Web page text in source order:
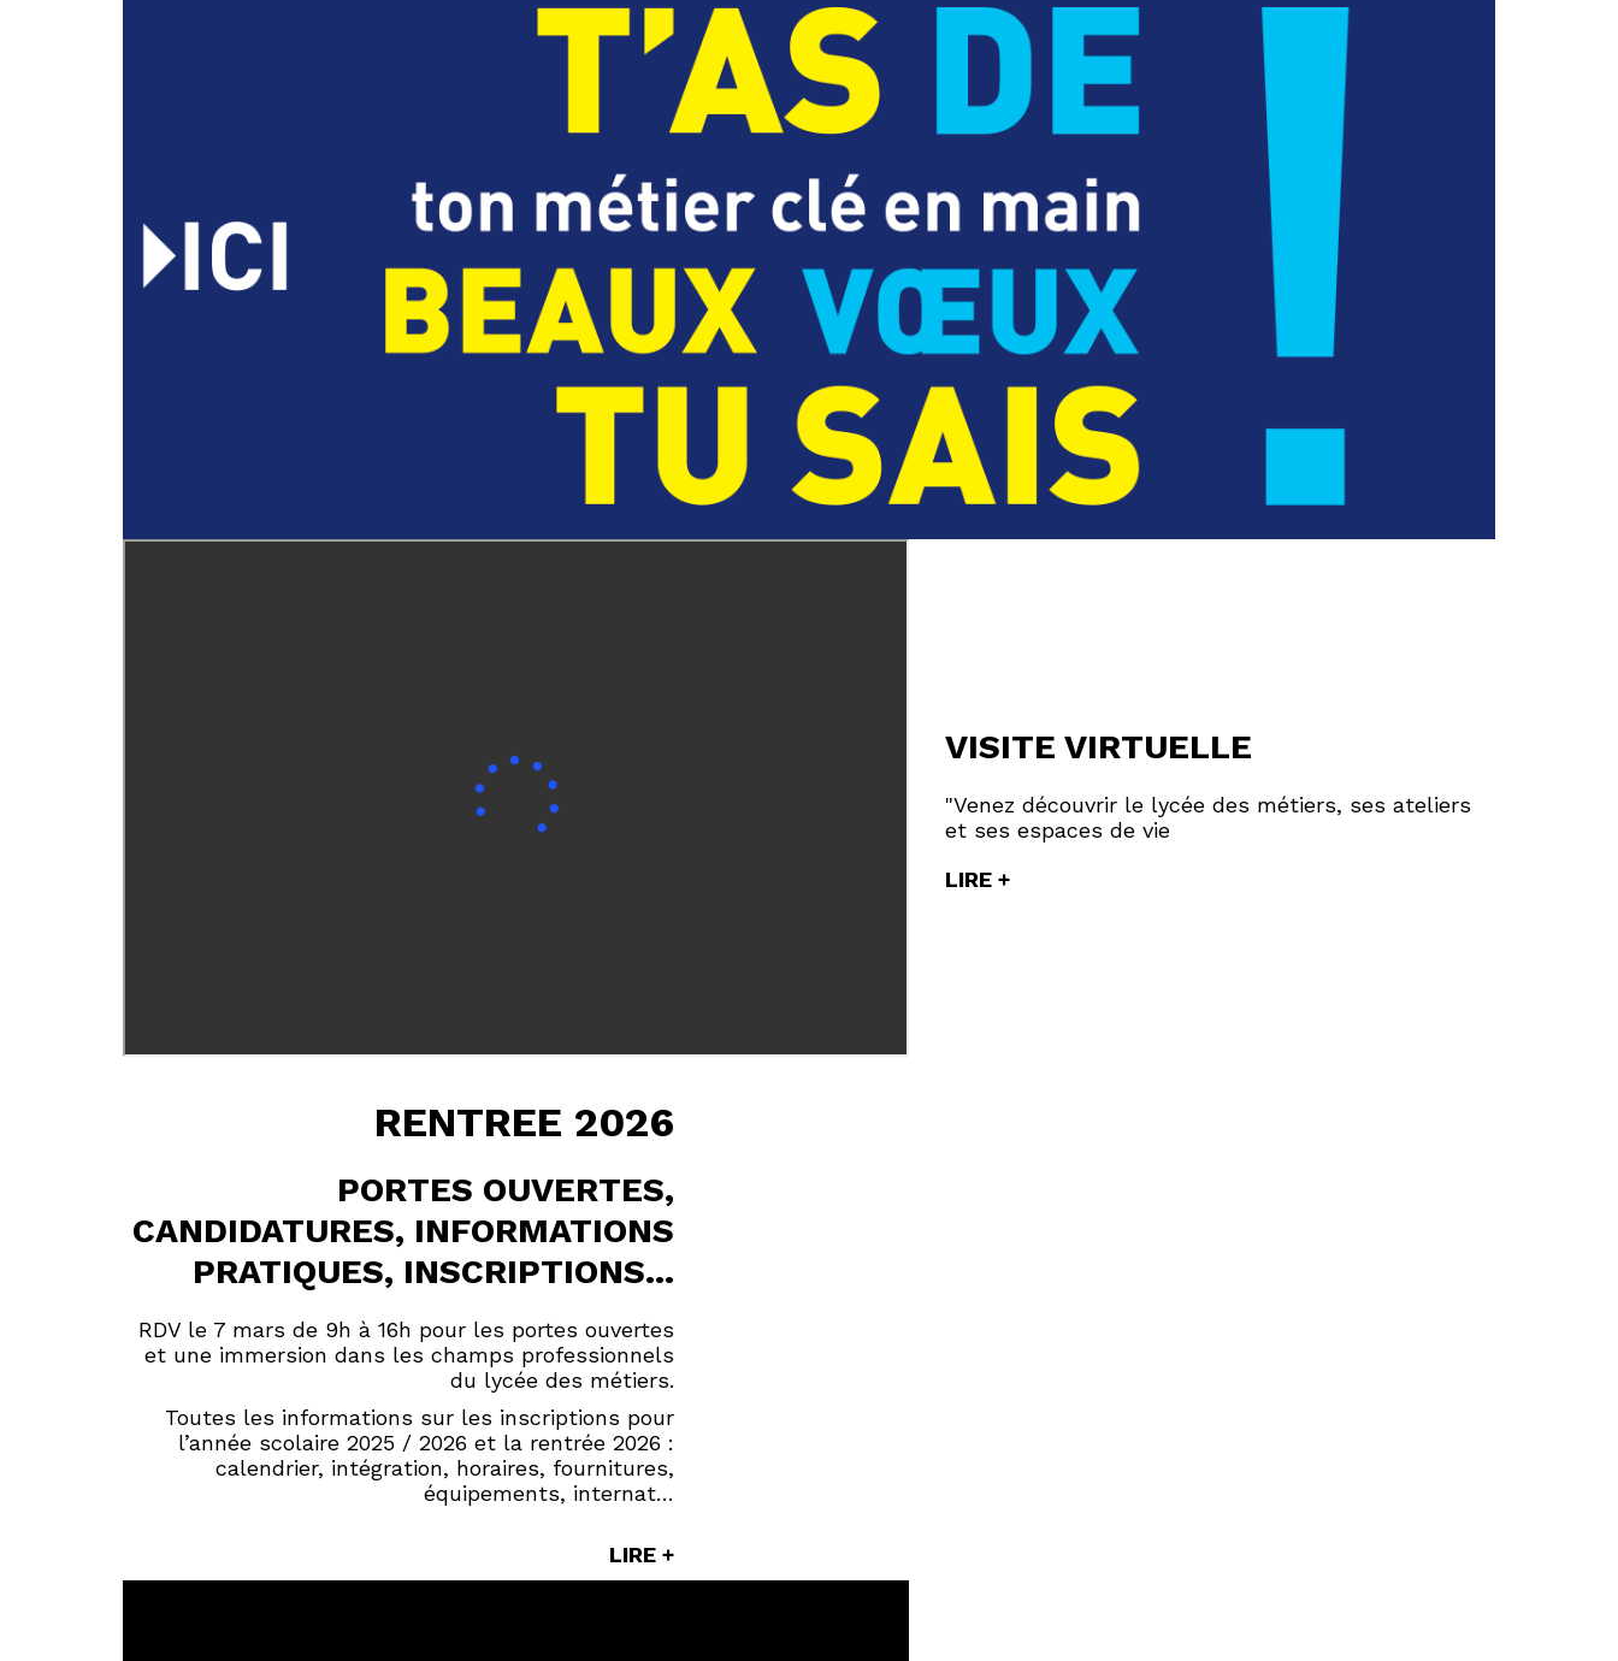
VISITE VIRTUELLE
"Venez découvrir le lycée des métiers, ses ateliers
et ses espaces de vie
LIRE +
RENTREE 2026
PORTES OUVERTES,
CANDIDATURES, INFORMATIONS
PRATIQUES, INSCRIPTIONS...
RDV le 7 mars de 9h à 16h pour les portes ouvertes
et une immersion dans les champs professionnels
du lycée des métiers.
Toutes les informations sur les inscriptions pour
l’année scolaire 2025 / 2026 et la rentrée 2026 :
calendrier, intégration, horaires, fournitures,
équipements, internat…
LIRE +